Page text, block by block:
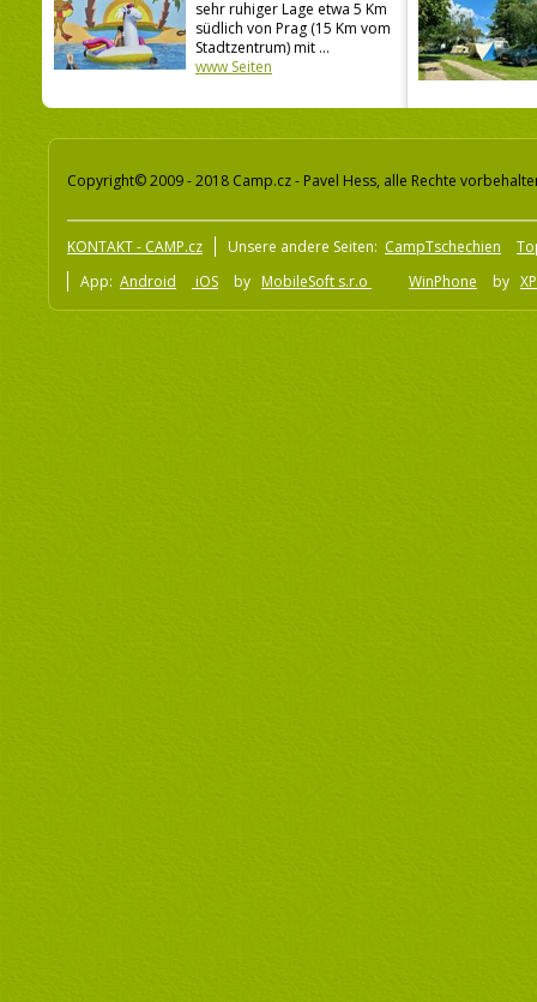
sehr ruhiger Lage etwa 5 Km
südlich von Prag (15 Km vom
Stadtzentrum) mit ...
www Seiten
Copyright© 2009 - 2018 Camp.cz - Pavel Hess, alle Rechte
KONTAKT - CAMP.cz Unsere andere Seiten: CampTschechien
App: Android iOS by MobileSoft s.r.o WinPhone by